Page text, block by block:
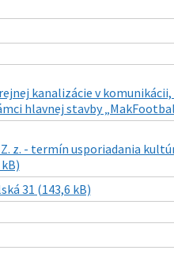
kanalizácie v komunikácii,
hlavnej stavby
Z. z. - termín usporiadania
31 (143,6 kB)